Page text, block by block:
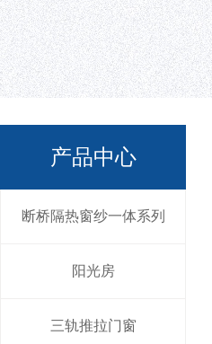
产品中心
断桥隔热窗纱一体系列
阳光房
三轨推拉门窗